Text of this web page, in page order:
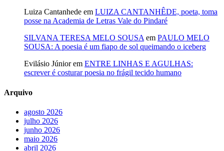
Luiza Cantanhede em LUIZA CANTANHÊDE, poeta, toma
posse na Academia de Letras Vale do Pindaré
SILVANA TERESA MELO SOUSA em PAULO MELO
SOUSA: A poesia é um fiapo de sol queimando o iceberg
Evilásio Júniorem ENTRE LINHAS E AGULHAS:
escrever é costurar poesia no frágil tecido humano
Arquivo
agosto 2026
julho 2026
junho 2026
maio 2026
abril 2026